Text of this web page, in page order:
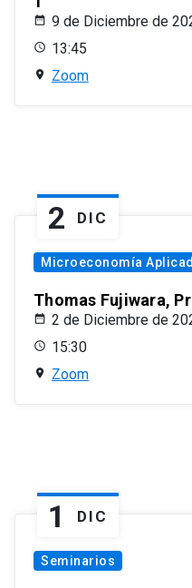
9 de Diciembre de
13:45
Zoom
2 DIC
Microeconomía
Thomas Fujiwara,
2 de Diciembre de
15:30
Zoom
1 DIC
Seminarios